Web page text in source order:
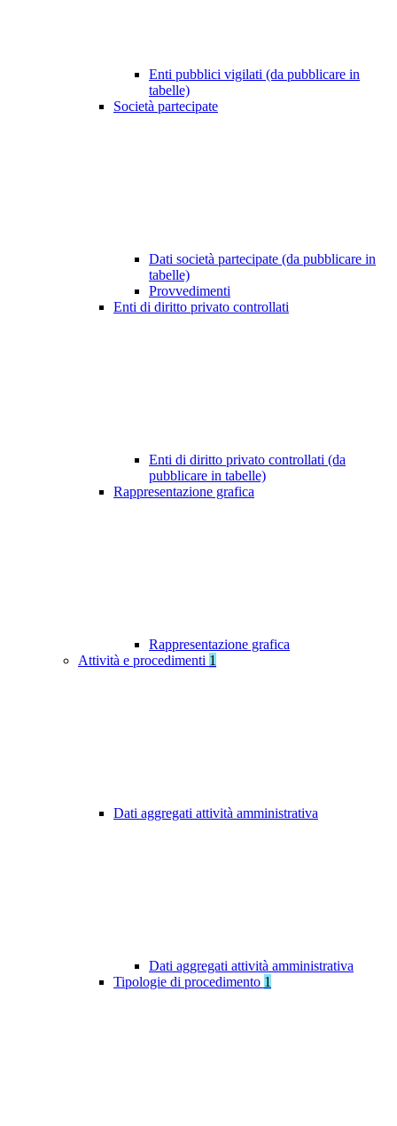
Enti pubblici vigilati (da pubblicare in
tabelle)
Società partecipate
Dati società partecipate (da pubblicare in
tabelle)
Provvedimenti
Enti di diritto privato controllati
Enti di diritto privato controllati (da
pubblicare in tabelle)
Rappresentazione grafica
Rappresentazione grafica
Attività e procedimenti 1
Dati aggregati attività amministrativa
Dati aggregati attività amministrativa
Tipologie di procedimento 1